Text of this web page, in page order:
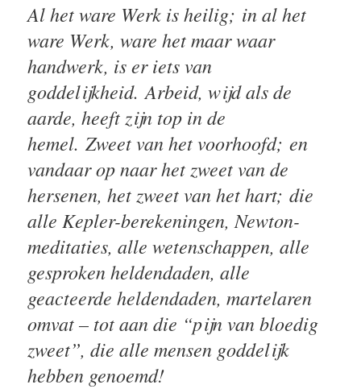
Al het ware Werk is heilig; in al het
ware Werk, ware het maar waar
handwerk, is er iets van
goddelijkheid. Arbeid, wijd als de
aarde, heeft zijn top in de
hemel. Zweet van het voorhoofd; en
vandaar op naar het zweet van de
hersenen, het zweet van het hart; die
alle Kepler-berekeningen, Newton-
meditaties, alle wetenschappen, alle
gesproken heldendaden, alle
geacteerde heldendaden, martelaren
omvat – tot aan die “pijn van bloedig
zweet”, die alle mensen goddelijk
hebben genoemd!